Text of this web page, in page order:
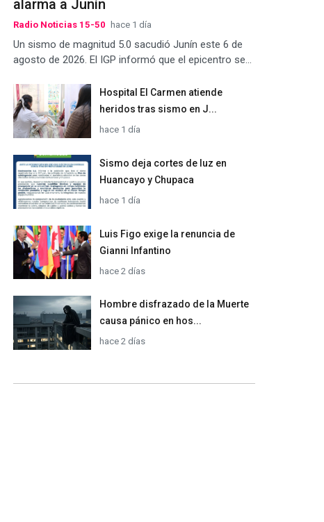
alarma a Junín
Radio Noticias 15-50 hace 1 día
Un sismo de magnitud 5.0 sacudió Junín este 6 de
agosto de 2026. El IGP informó que el epicentro se...
Hospital El Carmen atiende
heridos tras sismo en J...
hace 1 día
Sismo deja cortes de luz en
Huancayo y Chupaca
hace 1 día
Luis Figo exige la renuncia de
Gianni Infantino
hace 2 días
Hombre disfrazado de la Muerte
causa pánico en hos...
hace 2 días